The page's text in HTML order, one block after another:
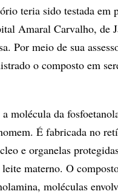
teria sido testada em
Amaral Carvalho, de
Por meio de sua
o composto em
a molécula da
É fabricada no
e organelas
materno. O
moléculas